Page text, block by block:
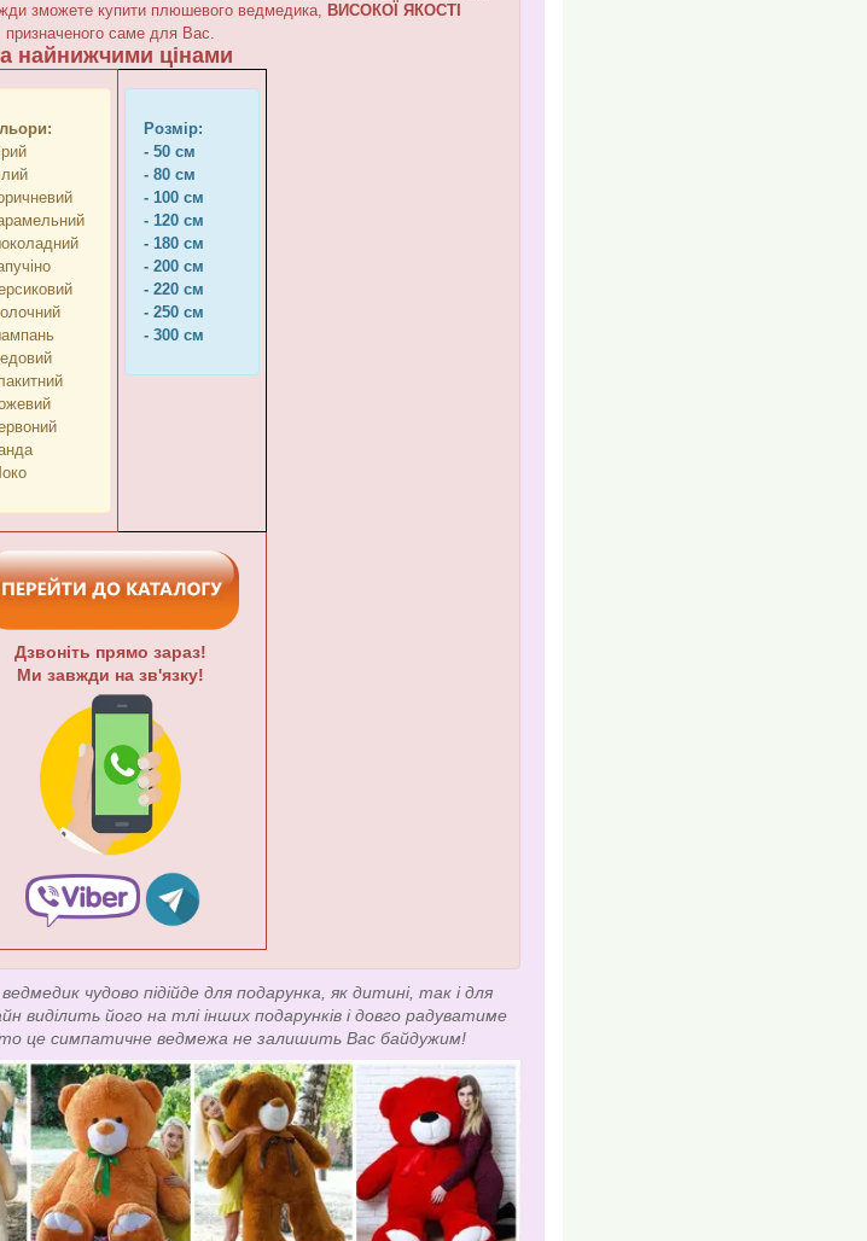
зможете купити плюшевого ведмедика, ВИСОКОЇ ЯКОСТІ
призначеного саме для Вас.
найнижчими цінами
Розмір:
- 50 см
- 80 см
- 100 см
- 120 см
- 180 см
- 200 см
- 220 см
- 250 см
- 300 см
Дзвоніть прямо зараз!
Ми завжди на зв'язку!
чудово підійде для подарунка, як дитині, так і для
виділить його на тлі інших подарунків і довго радуватиме
це симпатичне ведмежа не залишить Вас байдужим!